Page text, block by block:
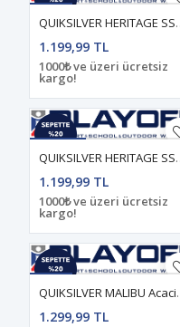
QUIKSILVER
1.199,99 TL
1000₺ ve üzeri ücretsiz
kargo!
QUIKSILVER
1.199,99 TL
1000₺ ve üzeri ücretsiz
kargo!
1.299,99 TL